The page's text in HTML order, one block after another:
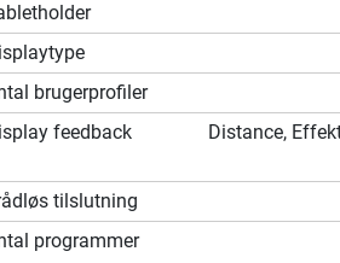
brugerprofiler
feedback
Distance,
tilslutning
programmer